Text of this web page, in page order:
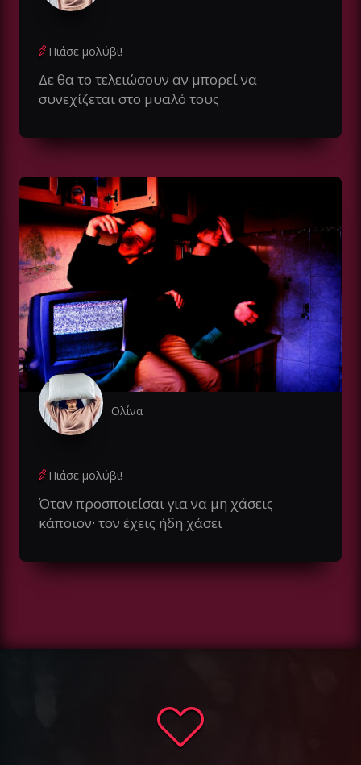
Πιάσε μολύβι!
Δε θα το τελειώσουν αν μπορεί να
συνεχίζεται στο μυαλό τους
Ολίνα
Πιάσε μολύβι!
Όταν προσποιείσαι για να μη χάσεις
κάποιον· τον έχεις ήδη χάσει